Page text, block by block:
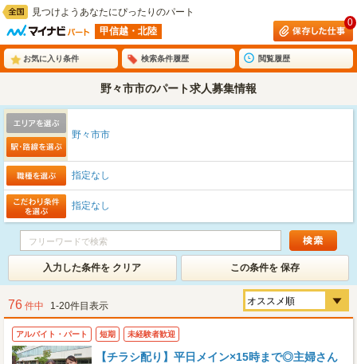
見つけようあなたにぴったりのパート
甲信越・北陸
0
お気に入り条件 検索条件履歴 閲覧履歴
野々市市のパート求人募集情報
野々市市
指定なし
指定なし
入力した条件を クリア この条件を 保存
76 件中 1-20件目表示
アルバイト・パート 短期 未経験者歓迎
【チラシ配り】平日メイン×15時まで◎主婦さん